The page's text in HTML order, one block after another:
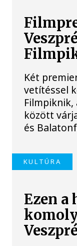
Két
vetítéssel
Filmpiknik,
között
és
KULTÚRA
Ezen a